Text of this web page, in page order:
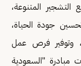
التشجير المتنوعة،
جودة الحياة،
وتوفير فرص عمل
مبادرة "السعودية